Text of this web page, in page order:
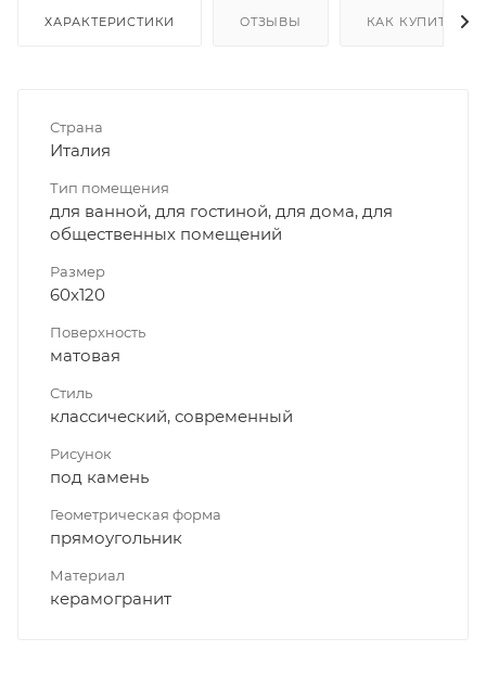
ХАРАКТЕРИСТИКИ ОТЗЫВЫ КАК КУПИТЬ
Страна
Италия
Тип помещения
для ванной, для гостиной, для дома, для
общественных помещений
Размер
60x120
Поверхность
матовая
Стиль
классический, современный
Рисунок
под камень
Геометрическая форма
прямоугольник
Материал
керамогранит